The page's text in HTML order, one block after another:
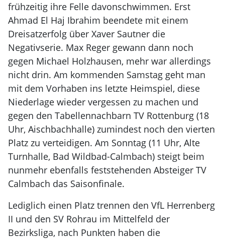
frühzeitig ihre Felle davonschwimmen. Erst
Ahmad El Haj Ibrahim beendete mit einem
Dreisatzerfolg über Xaver Sautner die
Negativserie. Max Reger gewann dann noch
gegen Michael Holzhausen, mehr war allerdings
nicht drin. Am kommenden Samstag geht man
mit dem Vorhaben ins letzte Heimspiel, diese
Niederlage wieder vergessen zu machen und
gegen den Tabellennachbarn TV Rottenburg (18
Uhr, Aischbachhalle) zumindest noch den vierten
Platz zu verteidigen. Am Sonntag (11 Uhr, Alte
Turnhalle, Bad Wildbad-Calmbach) steigt beim
nunmehr ebenfalls feststehenden Absteiger TV
Calmbach das Saisonfinale.
Lediglich einen Platz trennen den VfL Herrenberg
II und den SV Rohrau im Mittelfeld der
Bezirksliga, nach Punkten haben die